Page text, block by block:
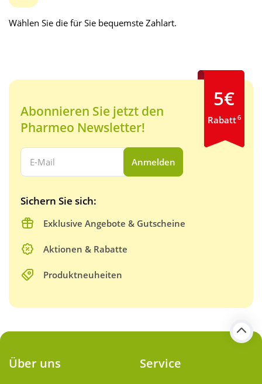
Wählen Sie die für Sie bequemste Zahlart.
Abonnieren Sie jetzt den
Pharmeo Newsletter!
Ihre E-Mail Adresse:
Anmelden
Sichern Sie sich:
Exklusive Angebote & Gutscheine
Aktionen & Rabatte
Produktneuheiten
5€
Rabatt6
Über uns Service